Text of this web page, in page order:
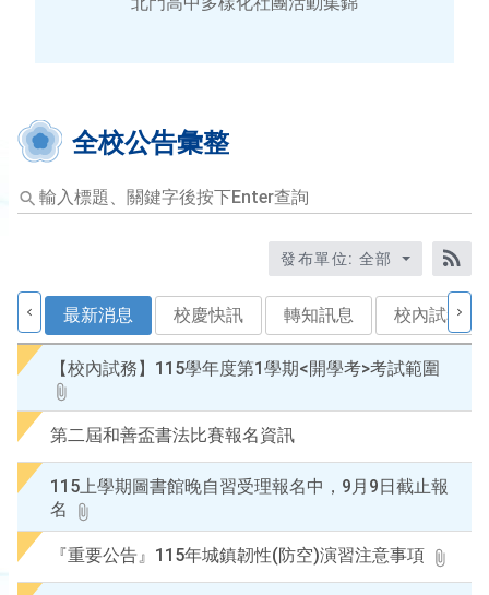
全校公告彙整
入
關
字
後
詢
發布單位: 全部
最新消息 校慶快訊 轉知訊息 校內試務
【校內試務】115學年度第1學期<開學考>考試範圍
第二屆和善盃書法比賽報名資訊
115上學期圖書館晚自習受理報名中，9月9日截止報
名
『重要公告』115年城鎮韌性(防空)演習注意事項